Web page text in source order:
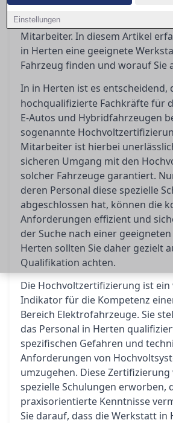
Einstellungen
Elektrofahrzeuge fachgerecht zu
Antwort liegt in der
Mitarbeiter. In diesem Artikel
in Herten eine geeignete
Fahrzeug finden und worauf Sie
In in Herten ist es entscheidend,
hochqualifizierte Fachkräfte für
E-Autos und Hybridfahrzeugen
sogenannte
Mitarbeiter ist hierbei
sicheren Umgang mit den
solcher Fahrzeuge garantiert.
deren Personal diese spezielle
abgeschlossen hat, können die
Anforderungen effizient und
der Suche nach einer
Herten sollten Sie daher gezielt
Qualifikation achten.
Die Hochvoltzertifizierung ist
Indikator für die Kompetenz
Bereich Elektrofahrzeuge. Sie
das Personal in Herten
spezifischen Gefahren und
Anforderungen von
umzugehen. Diese
spezielle Schulungen erworben,
praxisorientierte Kenntnisse
Sie darauf, dass die Werkstatt in